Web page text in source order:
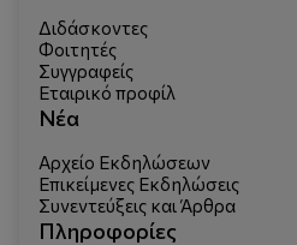
Διδάσκοντες
Φοιτητές
Συγγραφείς
Εταιρικό προφίλ
Νέα
Αρχείο Εκδηλώσεων
Επικείμενες Εκδηλώσεις
Συνεντεύξεις και Άρθρα
Πληροφορίες